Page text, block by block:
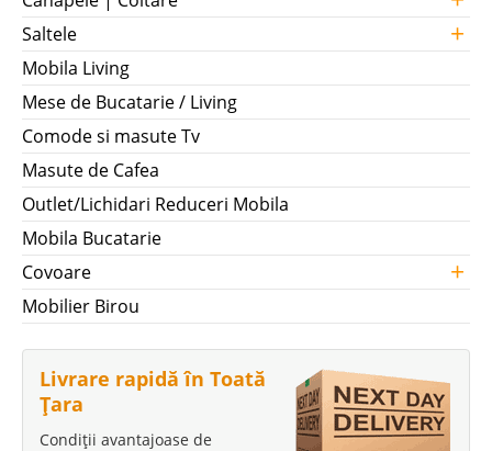
Saltele +
Mobila Living
Mese de Bucatarie / Living
Comode si masute Tv
Masute de Cafea
Outlet/Lichidari Reduceri Mobila
Mobila Bucatarie
Covoare
+
Mobilier Birou
Livrare rapidă în Toată
Țara
Condiții avantajoase de